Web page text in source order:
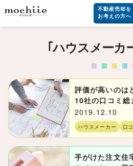
不動産売却を
お考えの方へ
｢ハウスメーカ
評価が高いのは
10社の口コミ総
2019.12.10
ハウスメーカー 口
手がけた注文住